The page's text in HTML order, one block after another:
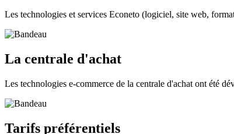
Les technologies et services Econeto (logiciel, site web,
La centrale d'achat
Les technologies e-commerce de la centrale d'achat ont été
Tarifs préférentiels